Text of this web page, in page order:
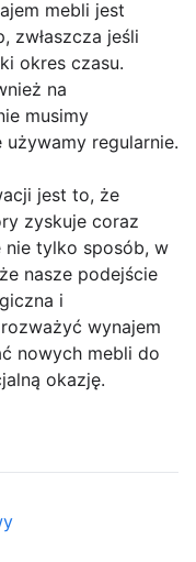
mebli jest
zwłaszcza jeśli
okres czasu.
na
musimy
regularnie.
jest to, że
zyskuje coraz
nie tylko sposób, w
nasze podejście
i
wynajem
nowych mebli do
okazję.